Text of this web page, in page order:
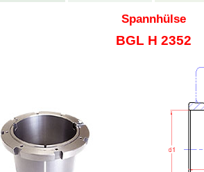
Spannhülse
BGL H 2352